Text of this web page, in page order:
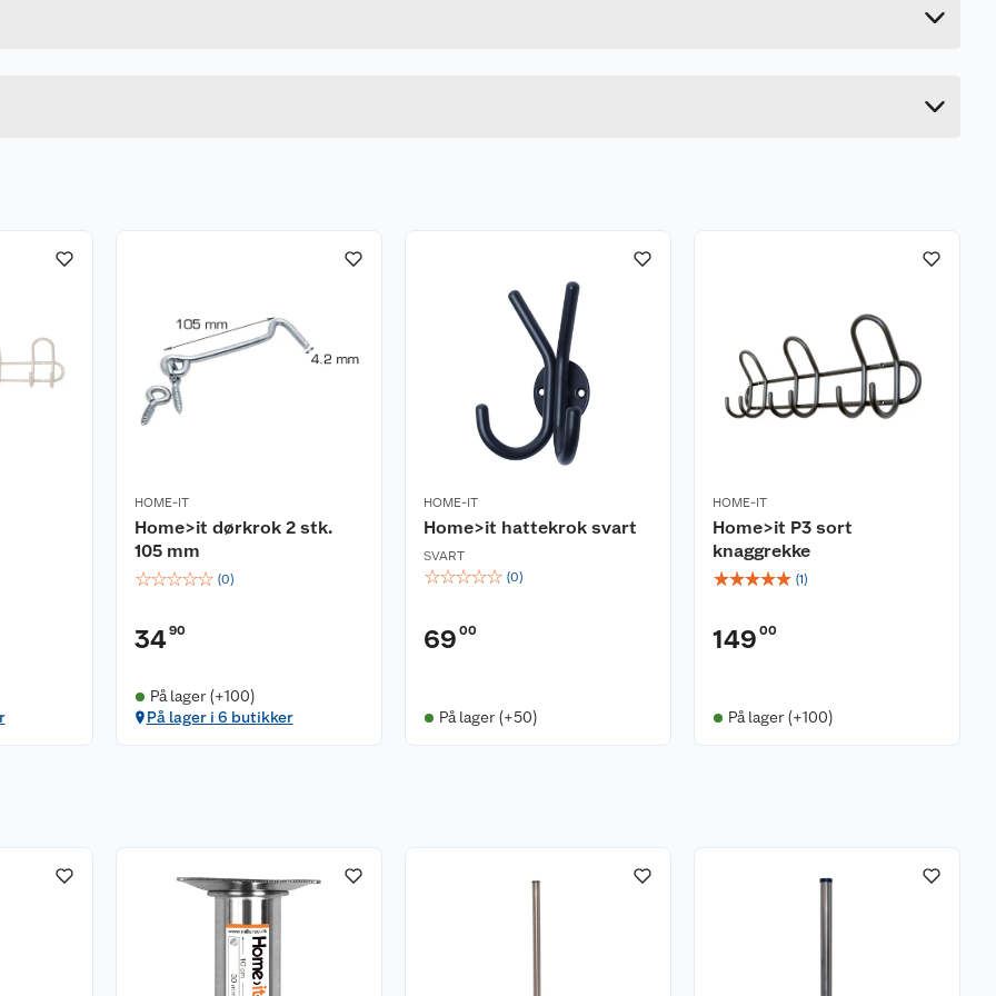
HOME-IT
Home>it dørkrok 2 stk.
105 mm
☆☆☆☆☆ (0)
3490
På lager (+100)
På lager i 6 butikker
HOME-IT
Home>it hattekrok svart
SVART
☆☆☆☆☆ (0)
69 00
På lager (+50)
HOME-IT
Home>it P3 sort
knaggrekke
☆☆☆☆☆ (1)
149 00
På lager (+100)